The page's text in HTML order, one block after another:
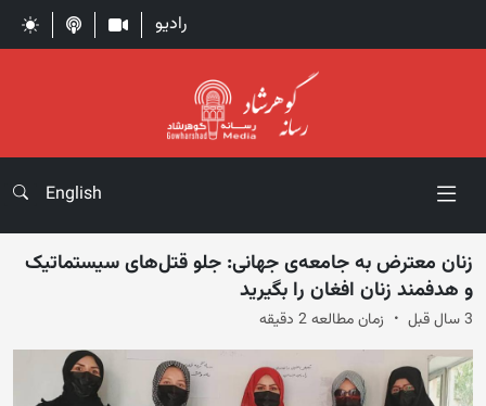
رادیو
English
زنان معترض به جامعه‌ی جهانی: جلو قتل‌های سیستماتیک
و هدفمند زنان افغان را بگیرید
3 سال قبل زمان مطالعه 2 دقیقه